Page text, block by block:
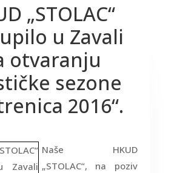
„STOLAC“
u Zavali
otvaranju
sezone
2016“.
Naše HKUD
„STOLAC“, na poziv